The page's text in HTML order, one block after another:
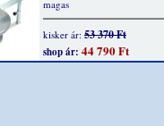
magas
kisker ár: 53 370 Ft
shop ár: 44 790 Ft